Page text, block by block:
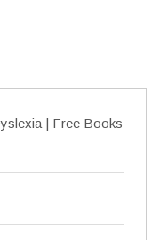
| Free Books